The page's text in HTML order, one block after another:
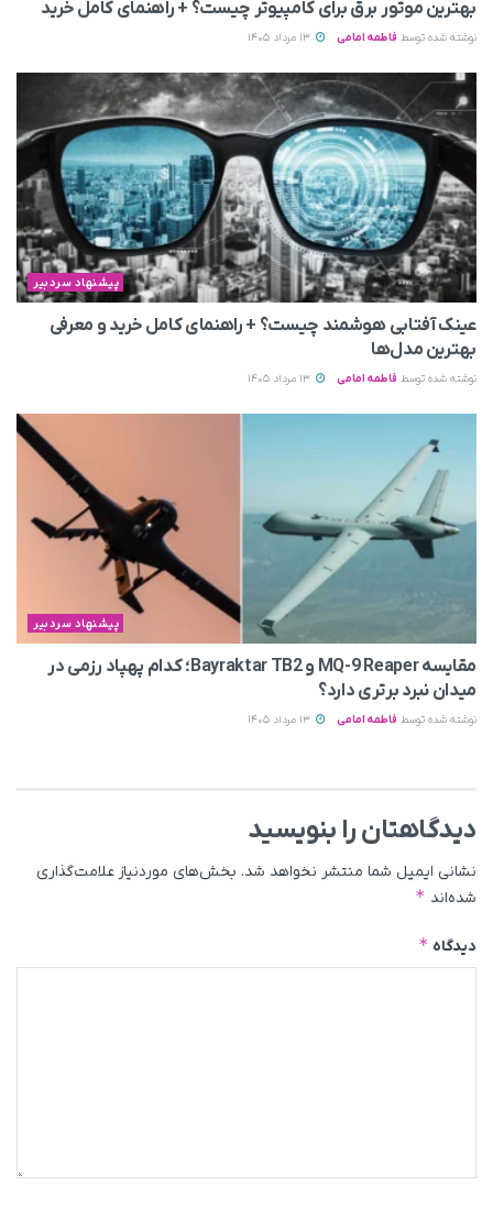
بهترین موتور برق برای کامپیوتر چیست؟ + راهنمای کامل خرید
نوشته شده توسط فاطمه امامی
پیشنهاد سردبیر
عینک آفتابی هوشمند چیست؟ + راهنمای کامل خرید و معرفی
بهترین مدل‌ها
نوشته شده توسط فاطمه امامی
پیشنهاد سردبیر
مقایسه MQ-9 Reaper و Bayraktar TB2؛ کدام پهپاد رزمی در
میدان نبرد برتری دارد؟
نوشته شده توسط فاطمه امامی
دیدگاهتان را بنویسید
نشانی ایمیل شما منتشر نخواهد شد. بخش‌های موردنیاز علامت‌گذاری
شده‌اند *
دیدگاه *